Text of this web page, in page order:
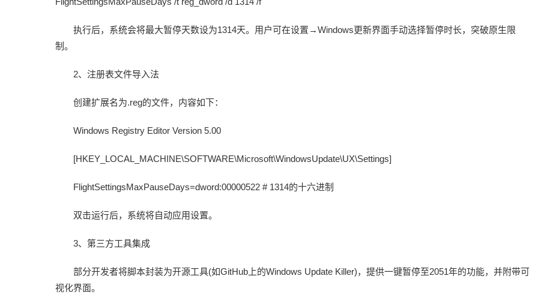
执行后，系统会将最大暂停天数设为1314天。用户可在设置→Windows更新界面手动选择暂停时长，突破原生限
制。
2、注册表文件导入法
创建扩展名为.reg的文件，内容如下：
Windows Registry Editor Version 5.00
[HKEY_LOCAL_MACHINE\SOFTWARE\Microsoft\WindowsUpdate\UX\Settings]
FlightSettingsMaxPauseDays=dword:00000522 # 1314的十六进制
双击运行后，系统将自动应用设置。
3、第三方工具集成
部分开发者将脚本封装为开源工具(如GitHub上的Windows Update Killer)，提供一键暂停至2051年的功能，并附带可
视化界面。